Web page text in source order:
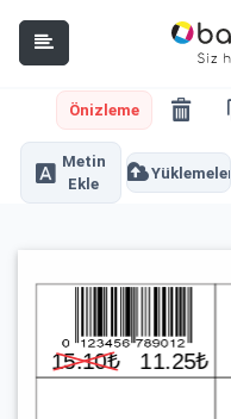
Önizleme
Metin
Ekle
Yüklemeler